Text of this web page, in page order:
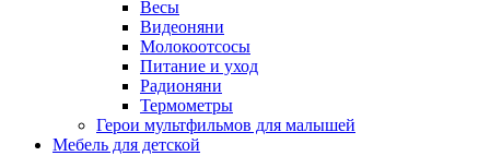
Весы
Видеоняни
Молокоотсосы
Питание и уход
Радионяни
Термометры
Герои мультфильмов для малышей
Мебель для детской